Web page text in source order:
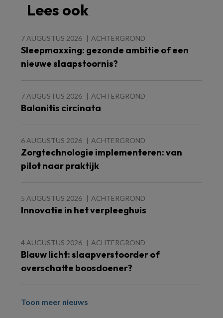
Lees ook
7 AUGUSTUS 2026 ACHTERGROND
Sleepmaxxing: gezonde ambitie of een
nieuwe slaapstoornis?
7 AUGUSTUS 2026 ACHTERGROND
Balanitis circinata
6 AUGUSTUS 2026 ACHTERGROND
Zorgtechnologie implementeren: van
pilot naar praktijk
5 AUGUSTUS 2026 ACHTERGROND
Innovatie in het verpleeghuis
4 AUGUSTUS 2026 ACHTERGROND
Blauw licht: slaapverstoorder of
overschatte boosdoener?
Toon meer nieuws